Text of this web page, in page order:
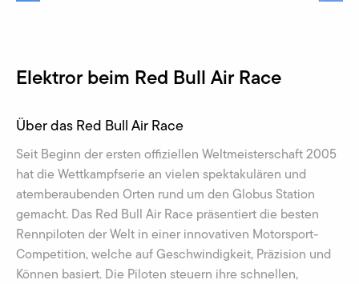
Elektror beim Red Bull Air Race
Über das Red Bull Air Race
Seit Beginn der ersten offiziellen Weltmeisterschaft 2005
hat die Wettkampfserie an vielen spektakulären und
atemberaubenden Orten rund um den Globus Station
gemacht. Das Red Bull Air Race präsentiert die besten
Rennpiloten der Welt in einer innovativen Motorsport-
Competition, welche auf Geschwindigkeit, Präzision und
Können basiert. Die Piloten steuern ihre schnellen,